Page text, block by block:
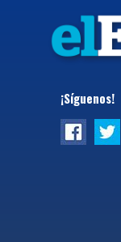
¡Síguenos!